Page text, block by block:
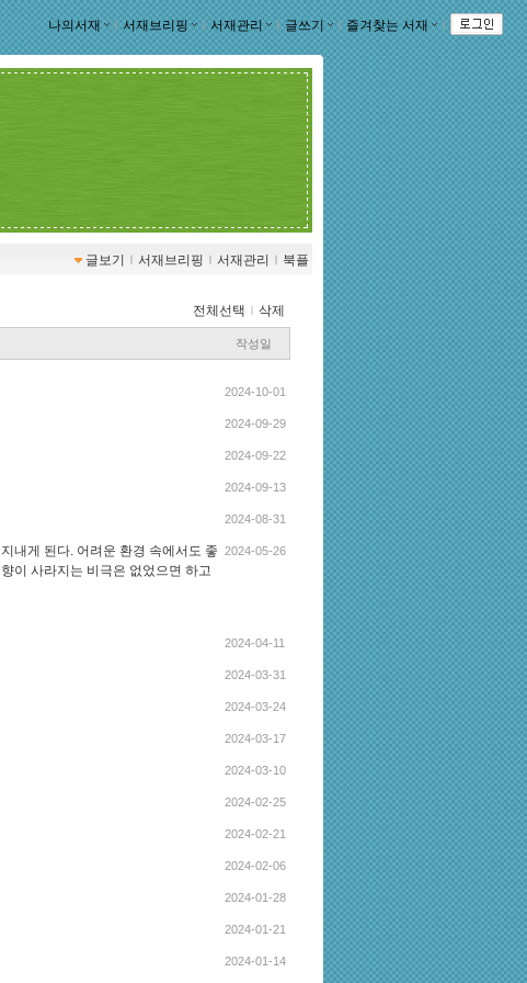
나의서재 ｌ 서재브리핑 ｌ 서재관리 ｌ 글쓰기 ｌ 즐겨찾는 서재 ｌ
글보기 ｌ 서재브리핑 ｌ 서재관리 ｌ 북플
전체선택 ｌ 삭제
작성일
2024-10-01
2024-09-29
2024-09-22
2024-09-13
2024-08-31
내게 된다. 어려운 환경 속에서도 좋
이 사라지는 비극은 없었으면 하고
2024-05-26
2024-04-11
2024-03-31
2024-03-24
2024-03-17
2024-03-10
2024-02-25
2024-02-21
2024-02-06
2024-01-28
2024-01-21
2024-01-14